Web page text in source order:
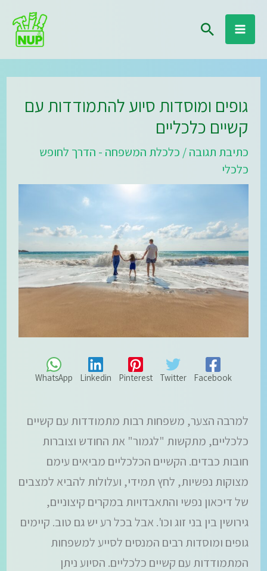
לתוכן
חיפוש
גופים ומוסדות סיוע להתמודדות עם
קשיים כלכליים
כתיבת תגובה/ כלכלת המשפחה - הדרך לחופש
כלכלי
Facebook
Twitter
Pinterest
Linkedin
WhatsApp
למרבה הצער, משפחות רבות מתמודדות עם קשיים
כלכליים, מתקשות "לגמור" את החודש וצוברות
חובות כבדים. הקשיים הכלכליים מביאים עימם
מצוקות נפשיות, לחץ תמידי, ועלולות להביא למצבים
של דיכאון נפשי והתאבדויות במקרים קיצוניים,
גירושין בין בני זוג וכו'. אבל בכל רע יש גם טוב. קיימים
גופים ומוסדות רבים המנסים לסייע למשפחות
המתמודדות עם קשיים כלכליים. הסיוע ניתן